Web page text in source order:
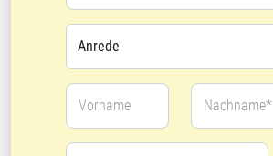
Vorname Nachname*